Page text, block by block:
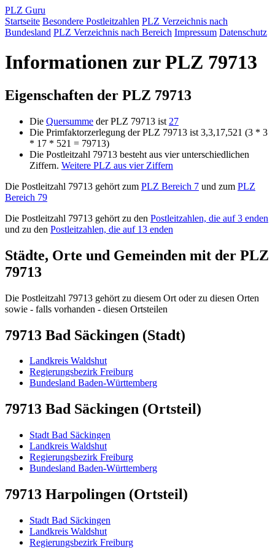
PLZ Guru
Startseite Besondere Postleitzahlen PLZ Verzeichnis nach
Bundesland PLZ Verzeichnis nach Bereich Impressum Datenschutz
Informationen zur PLZ 79713
Eigenschaften der PLZ 79713
Die Quersumme der PLZ 79713 ist 27
Die Primfaktorzerlegung der PLZ 79713 ist 3,3,17,521 (3 * 3
* 17 * 521 = 79713)
Die Postleitzahl 79713 besteht aus vier unterschiedlichen
Ziffern. Weitere PLZ aus vier Ziffern
Die Postleitzahl 79713 gehört zum PLZ Bereich 7 und zum PLZ
Bereich 79
Die Postleitzahl 79713 gehört zu den Postleitzahlen, die auf 3 enden
und zu den Postleitzahlen, die auf 13 enden
Städte, Orte und Gemeinden mit der PLZ
79713
Die Postleitzahl 79713 gehört zu diesem Ort oder zu diesen Orten
sowie - falls vorhanden - diesen Ortsteilen
79713 Bad Säckingen (Stadt)
Landkreis Waldshut
Regierungsbezirk Freiburg
Bundesland Baden-Württemberg
79713 Bad Säckingen (Ortsteil)
Stadt Bad Säckingen
Landkreis Waldshut
Regierungsbezirk Freiburg
Bundesland Baden-Württemberg
79713 Harpolingen (Ortsteil)
Stadt Bad Säckingen
Landkreis Waldshut
Regierungsbezirk Freiburg